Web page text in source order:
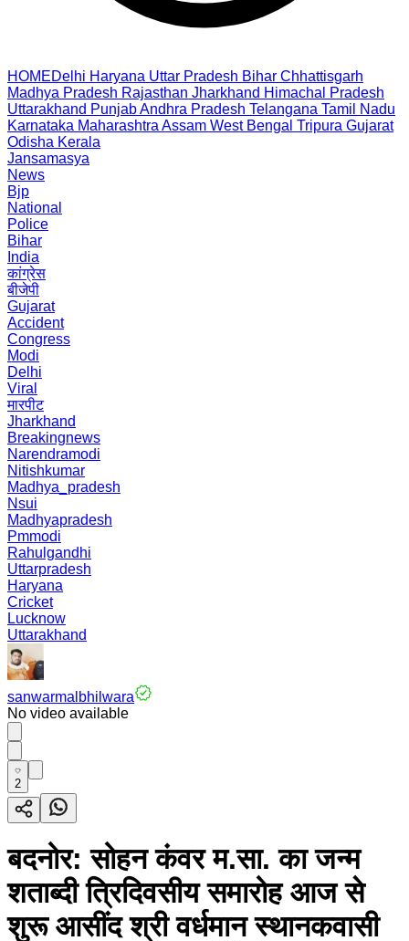
HOMEDelhi Haryana Uttar Pradesh Bihar Chhattisgarh
Madhya Pradesh Rajasthan Jharkhand Himachal Pradesh
Uttarakhand PunjabAndhra Pradesh Telangana Tamil Nadu
Karnataka Maharashtra Assam West Bengal Tripura Gujarat
Odisha Kerala
Jansamasya
News
Bjp
National
Police
Bihar
India
कांग्रेस
बीजेपी
Gujarat
Accident
Congress
Modi
Delhi
Viral
मारपीट
Jharkhand
Breakingnews
Narendramodi
Nitishkumar
Madhya_pradesh
Nsui
Madhyapradesh
Pmmodi
Rahulgandhi
Uttarpradesh
Haryana
Cricket
Lucknow
Uttarakhand
sanwarmalbhilwara
No video available
2
बदनोर: सोहन कंवर म.सा. का जन्म
शताब्दी त्रिदिवसीय समारोह आज से
शुरू आसींद श्री वर्धमान स्थानकवासी